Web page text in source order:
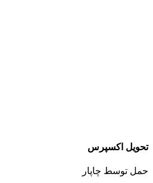
تحویل اکسپرس
حمل توسط چاپار